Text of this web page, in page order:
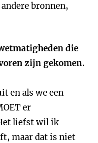
bronnen,
die
zijn gekomen.
en als we een
er
liefst wil ik
maar dat is niet